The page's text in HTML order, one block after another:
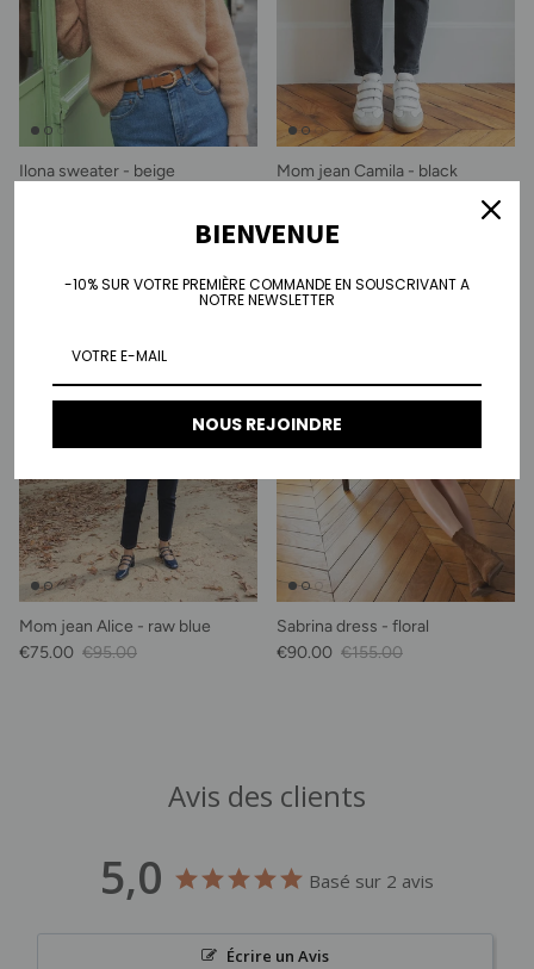
Ilona sweater - beige
Mom jean Camila - black
Mom jean Alice - raw blue
Sale Price
€75.00 Regular price
€95.00
Sabrina dress - floral
Sale Price
€90.00 Regular price
€155.00
Avis des clients
5,0 Basé sur 2 avis
Écrire un Avis
BIENVENUE
-10% SUR VOTRE PREMIÈRE COMMANDE EN SOUSCRIVANT A
NOTRE NEWSLETTER
NOUS REJOINDRE